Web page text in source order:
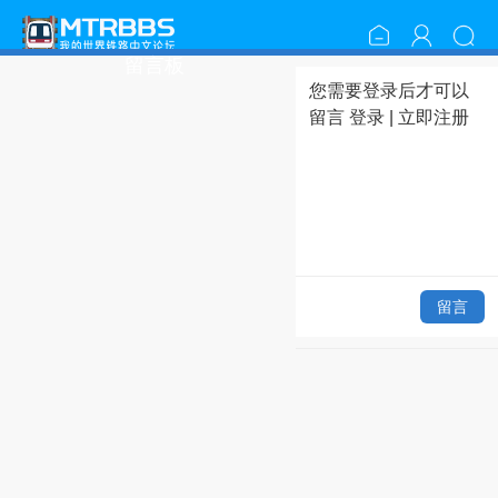
您需要登录后才可以
留言登录 立即注册
留言